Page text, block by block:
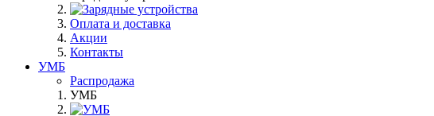
Оплата и доставка
Акции
Контакты
УМБ
Распродажа
УМБ